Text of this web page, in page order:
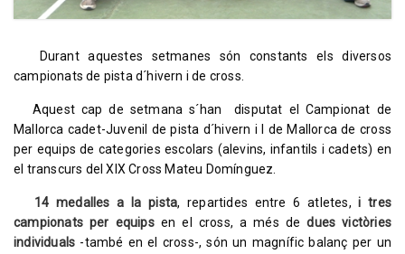
Durant aquestes setmanes són constants els diversos
campionats de pista d´hivern i de cross.
Aquest cap de setmana s´han disputat el Campionat de
Mallorca cadet-Juvenil de pista d´hivern i l de Mallorca de cross
per equips de categories escolars (alevins, infantils i cadets) en
el transcurs del XIX Cross Mateu Domínguez.
14 medalles a la pista, repartides entre 6 atletes,i tres
campionats per equipsen el cross, a més dedues victòries
individuals -també en el cross-, són un magnífic balanç per un